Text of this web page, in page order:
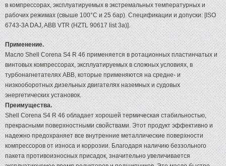
в компрессорах, эксплуатируемых в экстремальных температурных и
рабочих режимах (свыше 100°С и 25 бар). Cпецификации и допуски: [ISO
6743-3A DAJ, ABB VTR (HZTL 90617 list 3a)].
Применение.
Масло Shell Corena S4 R 46 применяется в ротационных пластинчатых и
винтовых компрессорах, эксплуатируемых в сложных условиях, в
турбонагнетателях ABB, которые применяются на средне- и
низкооборотных дизельных двигателях наземных и судовых
энергетических установок.
Преимущества.
Shell Corena S4 R 46 обладает хорошей термическая стабильностью,
прекрасными поверхностными свойствами. Этот продукт эффективно и
надежно предохраняет все внутренние металлические поверхности
компрессоров от износа и коррозии. Благодаря наличию беззольного
пакета противоизносных присадок, значительно увеличивается